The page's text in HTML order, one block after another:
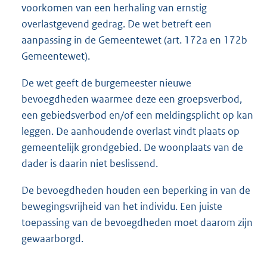
voorkomen van een herhaling van ernstig
overlastgevend gedrag. De wet betreft een
aanpassing in de Gemeentewet (art. 172a en 172b
Gemeentewet).
De wet geeft de burgemeester nieuwe
bevoegdheden waarmee deze een groepsverbod,
een gebiedsverbod en/of een meldingsplicht op kan
leggen. De aanhoudende overlast vindt plaats op
gemeentelijk grondgebied. De woonplaats van de
dader is daarin niet beslissend.
De bevoegdheden houden een beperking in van de
bewegingsvrijheid van het individu. Een juiste
toepassing van de bevoegdheden moet daarom zijn
gewaarborgd.